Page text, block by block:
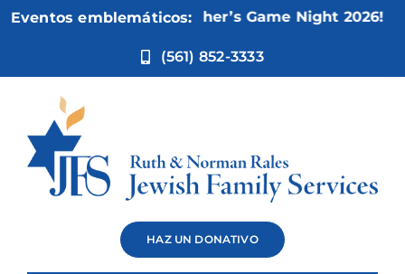
Eventos emblemáticos:
Nov 5: Not Your Mother’s Game Night 2026!
(561) 852-3333
HAZ UN DONATIVO
Bingo